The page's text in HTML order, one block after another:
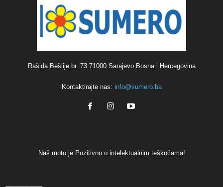
Rašida Bešlije br. 73 71000 Sarajevo Bosna i Hercegovina
Kontaktirajte nas: info@sumero.ba
Naš moto je Pozitivno o intelektualnim teškoćama!